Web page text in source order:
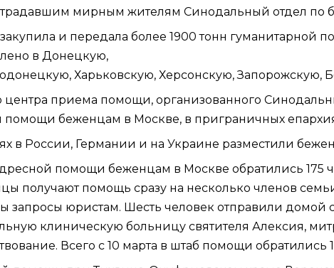
мирным жителям Синодальный отдел по
и передала более 1900 тонн
в Донецкую,
, Харьковскую, Херсонскую,Запорожскую,
центра приема помощи, организованного
помощи беженцам в Москве, в приграничных
в России, Германии и на Украине разместили
помощи беженцам в Москве обратились 175
получают помощь сразу на несколько членов
запросы юристам. Шесть человек отправили домой
клиническую больницу святителя Алексия,
Всего с 10 марта в штаб помощи обратились